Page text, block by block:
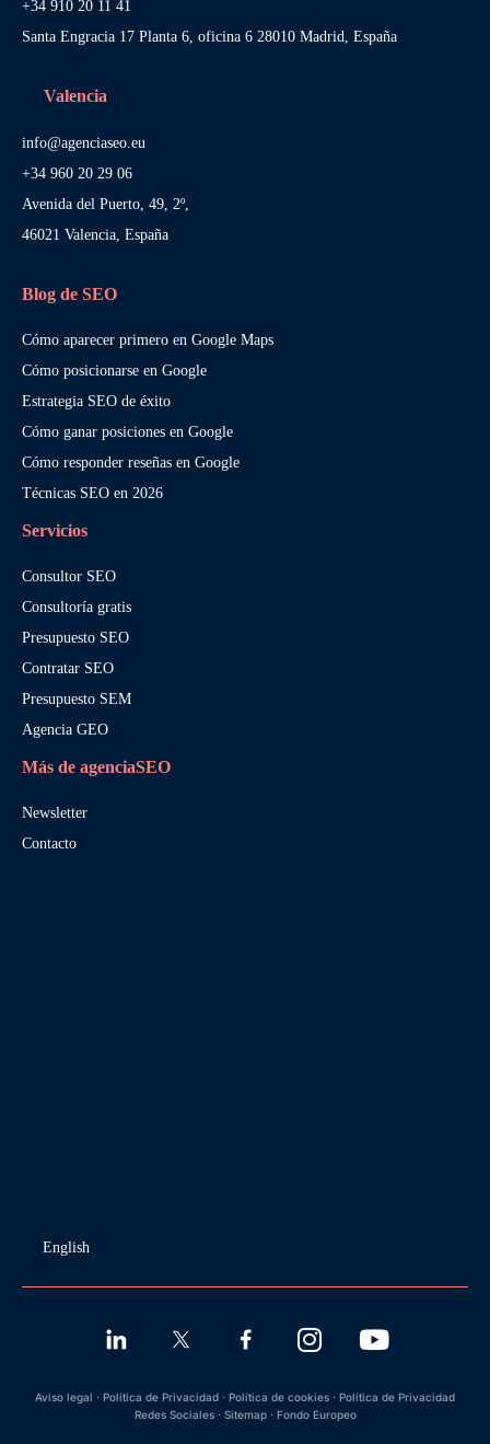
+34 910 20 11 41
Santa Engracia 17 Planta 6, oficina 6 28010 Madrid, España
Valencia
info@agenciaseo.eu
+34 960 20 29 06
Avenida del Puerto, 49, 2º,
46021 Valencia, España
Blog de SEO
Cómo aparecer primero en Google Maps
Cómo posicionarse en Google
Estrategia SEO de éxito
Cómo ganar posiciones en Google
Cómo responder reseñas en Google
Técnicas SEO en 2026
Servicios
Consultor SEO
Consultoría gratis
Presupuesto SEO
Contratar SEO
Presupuesto SEM
Agencia GEO
Más de agenciaSEO
Newsletter
Contacto
English
Aviso legal · Política de Privacidad · Política de cookies · Política de Privacidad
Redes Sociales· Sitemap· Fondo Europeo